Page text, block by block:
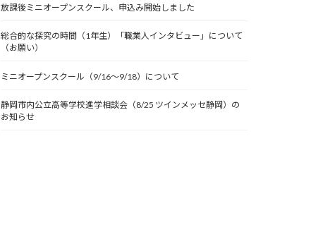
放課後ミニオープンスクール、申込み開始しました
総合的な探究の時間（1年生）「職業人インタビュー」について
（お願い）
ミニオープンスクール（9/16～9/18）について
静岡市内公立高等学校進学相談会（8/25 ツインメッセ静岡）の
お知らせ